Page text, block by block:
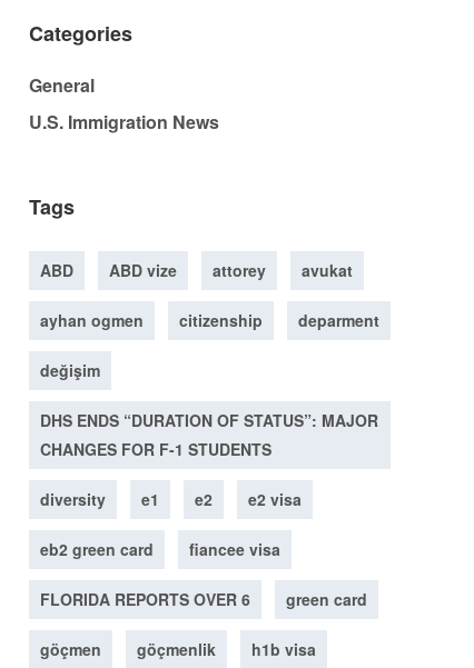
Categories
General
U.S. Immigration News
Tags
ABD ABD vize attorey avukat
ayhan ogmen citizenship deparment
değişim
DHS ENDS “DURATION OF STATUS”: MAJOR
CHANGES FOR F-1 STUDENTS
diversity e1 e2 e2 visa
eb2 green card fiancee visa
FLORIDA REPORTS OVER 6 green card
göçmen göçmenlik h1b visa